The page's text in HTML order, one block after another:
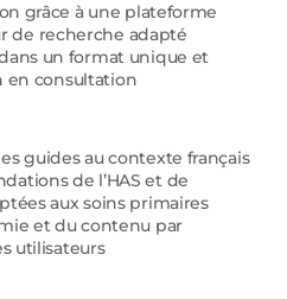
grâce à une plateforme
de recherche adapté
un format unique et
en consultation
guides au contexte français
de l’HAS et de
aux soins primaires
et du contenu par
utilisateurs